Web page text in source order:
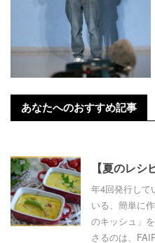
あなたへのおすすめ記事
【夏のレシ
年4回発行して
いる、簡単に
のキッシュ」
さるのは、